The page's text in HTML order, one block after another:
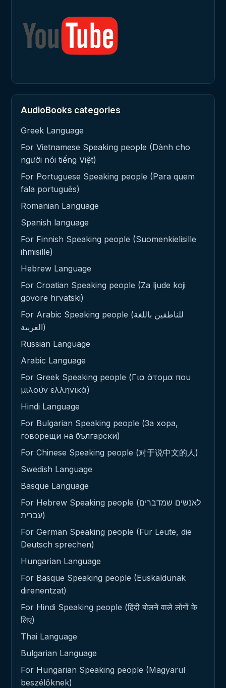
AudioBooks categories
Greek Language
For Vietnamese Speaking people (Dành cho
người nói tiếng Việt)
For Portuguese Speaking people (Para quem
fala português)
Romanian Language
Spanish language
For Finnish Speaking people (Suomenkielisille
ihmisille)
Hebrew Language
For Croatian Speaking people (Za ljude koji
govore hrvatski)
For Arabic Speaking people (للناطقين باللغة
العربية)
Russian Language
Arabic Language
For Greek Speaking people (Για άτομα που
μιλούν ελληνικά)
Hindi Language
For Bulgarian Speaking people (За хора,
говорещи на български)
For Chinese Speaking people (对于说中文的人)
Swedish Language
Basque Language
For Hebrew Speaking people (לאנשים שמדברים
עברית)
For German Speaking people (Für Leute, die
Deutsch sprechen)
Hungarian Language
For Basque Speaking people (Euskaldunak
direnentzat)
For Hindi Speaking people (हिंदी बोलने वाले लोगों के
लिए)
Thai Language
Bulgarian Language
For Hungarian Speaking people (Magyarul
beszélőknek)